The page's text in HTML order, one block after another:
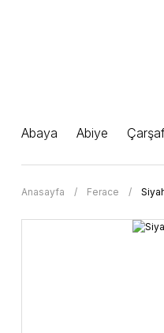
Abaya Abiye
Anasayfa Ferace